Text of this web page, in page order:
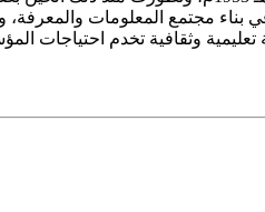
بناء مجتمع المعلومات
تعليمية وثقافية تخدم احتياجات